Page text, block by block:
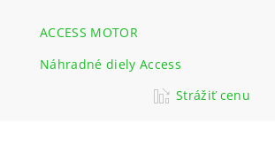
ACCESS MOTOR
Náhradné diely Access
Strážiť cenu